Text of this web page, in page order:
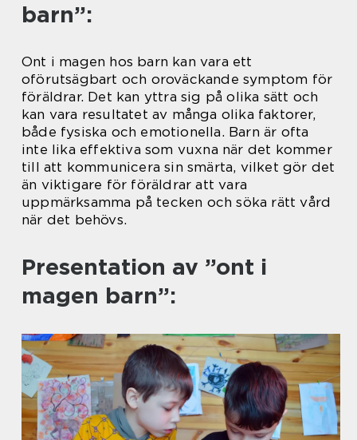
barn”:
Ont i magen hos barn kan vara ett
oförutsägbart och oroväckande symptom för
föräldrar. Det kan yttra sig på olika sätt och
kan vara resultatet av många olika faktorer,
både fysiska och emotionella. Barn är ofta
inte lika effektiva som vuxna när det kommer
till att kommunicera sin smärta, vilket gör det
än viktigare för föräldrar att vara
uppmärksamma på tecken och söka rätt vård
när det behövs.
Presentation av ”ont i
magen barn”: